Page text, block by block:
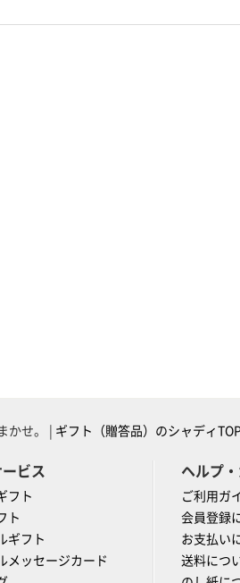
かせ。 | ギフト（贈答品）のシャディTOP
ビス
フト
ト
ギフト
メッセージカード
ヘルプ
ご利用ガ
会員登録
お支払い
送料につ